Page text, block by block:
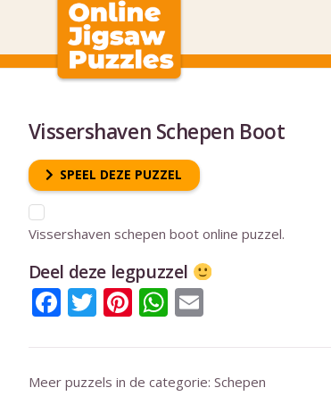
Vissershaven Schepen Boot
SPEEL DEZE PUZZEL
Vissershaven schepen boot online puzzel.
Deel deze legpuzzel
Facebook
Twitter
Pinterest
WhatsApp
Email
Meer puzzels in de categorie: Schepen